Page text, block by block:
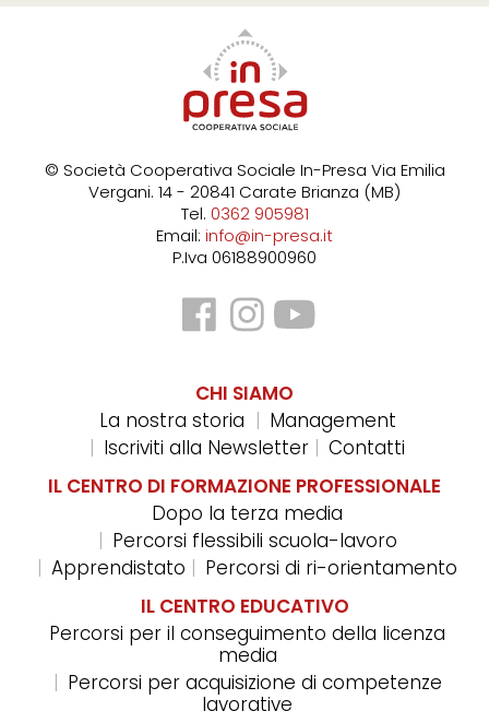
© Società Cooperativa Sociale In-Presa Via Emilia
Vergani. 14 - 20841 Carate Brianza (MB)
Tel. 0362 905981
Email: info@in-presa.it
P.Iva 06188900960
CHI SIAMO
La nostra storia
Management
Iscriviti alla Newsletter
Contatti
IL CENTRO DI FORMAZIONE PROFESSIONALE
Dopo la terza media
Percorsi flessibili scuola-lavoro
Apprendistato
Percorsi di ri-orientamento
IL CENTRO EDUCATIVO
Percorsi per il conseguimento della licenza
media
Percorsi per acquisizione di competenze
lavorative